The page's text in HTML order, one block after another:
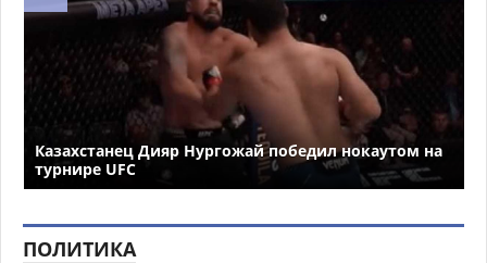
Казахстанец Дияр Нургожай победил нокаутом на
турнире UFC
ПОЛИТИКА